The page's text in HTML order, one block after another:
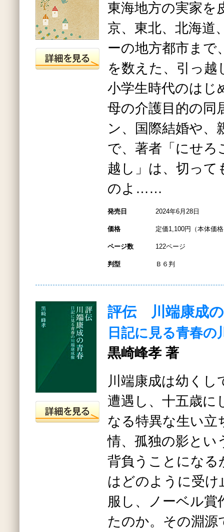
東海地方の実家を
京、東北、北海道
ーの地方都市まで
を数えた、引っ越
小学生時代のはじ
母の介護目的の同
ン、国際結婚や、
で、著者「にせろ
越し」は、切って
のよ……
発売日 2024年6月28日
価格 定価1,100円（本体価
ページ数 122ページ
判型 Ｂ６判
評伝 川端康成
日記に見る青春の
黒崎峰孝 著
川端康成は幼くし
遭遇し、十五歳に
なる特異な生い立
情、孤独の影とい
背負うことになる
はどのように受
服し、ノーベル賞
たのか。その淵源